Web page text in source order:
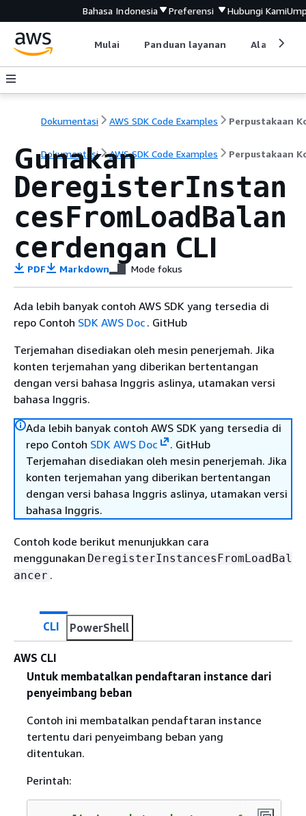
Bahasa Indonesia Preferensi Hubungi Kami
Mulai Panduan layanan Alat
Dokumentasi AWS SDK Code Examples
Dokumentasi AWS SDK Code Examples Perpustakaan
Gunakan
DeregisterInstan
cesFromLoadBalan
cerdengan CLI
PDF Markdown Mode fokus
Ada lebih banyak contoh AWS SDK yang tersedia di
repo Contoh SDK AWS Doc . GitHub
Terjemahan disediakan oleh mesin penerjemah. Jika
konten terjemahan yang diberikan bertentangan
dengan versi bahasa Inggris aslinya, utamakan versi
bahasa Inggris.
Ada lebih banyak contoh AWS SDK yang tersedia di
repo Contoh SDK AWS Doc
. GitHub
Terjemahan disediakan oleh mesin penerjemah. Jika
konten terjemahan yang diberikan bertentangan
dengan versi bahasa Inggris aslinya, utamakan versi
bahasa Inggris.
Contoh kode berikut menunjukkan cara
menggunakan DeregisterInstancesFromLoadBal
ancer .
CLI PowerShell
AWS CLI
Untuk membatalkan pendaftaran instance dari
penyeimbang beban
Contoh ini membatalkan pendaftaran instance
tertentu dari penyeimbang beban yang
ditentukan.
Perintah: